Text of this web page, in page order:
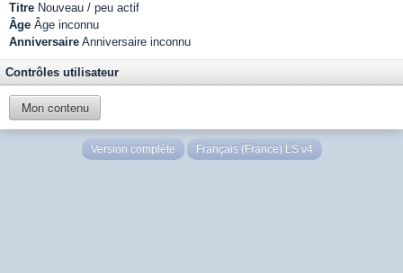
Titre Nouveau / peu actif
Âge Âge inconnu
Anniversaire Anniversaire inconnu
Contrôles utilisateur
Mon contenu
Version complète Français (France) LS v4